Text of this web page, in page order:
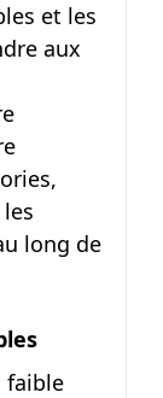
et les
aux
long de
faible